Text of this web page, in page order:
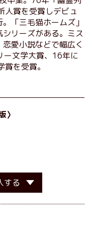
人賞を受賞しデビュ
「三毛猫ホームズ」
シリーズがある。ミス
愛小説などで幅広く
文学大賞、16年に
を受賞。
〉
する